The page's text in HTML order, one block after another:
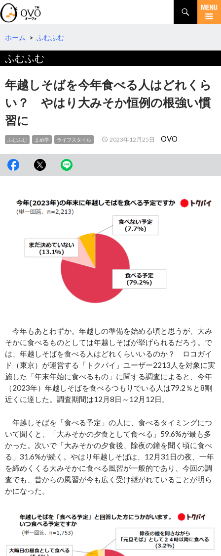
検
索
コ
テ
へ
動
ホーム > ふむふむ
ふむふむ
年越しそばを今年食べる人はどれくら
い？ やはり大みそか恒例の根強い慣
習に
ふむふむ まめ学 ライフスタイル 2023年12月25日 OVO
今年もあとわずか。年越しの準備を始める頃と思うが、大み
そかに食べるものとしては年越しそばが挙げられるだろう。で
は、年越しそばを食べる人はどれくらいいるのか？ ロコガイ
ド（東京）が運営する「トクバイ」ユーザー2213人を対象に実
施した「年末年始に食べるもの」に関する調査によると、今年
（2023年）年越しそばを食べるつもりでいる人は79.2％と8割
近くに達した。調査期間は12月8日～12月12日。
年越しそばを「食べる予定」の人に、食べるタイミングにつ
いて聞くと、「大みそかの夕食として食べる」59.6%が最も多
かった。次いで「大みそかの夕食後、除夜の鐘を聞く頃に食べ
る」31.6%が続く。やはり年越しそばは、12月31日の夜、一年
を締めくくる大みそかに食べる風習が一般的であり、今回の調
査でも、昔からの風習が今も広く受け継がれていることが明ら
かになった。